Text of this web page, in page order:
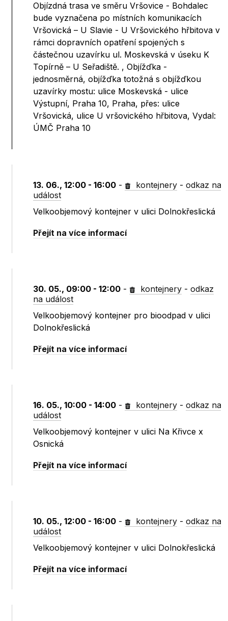
Objízdná trasa ve směru Vršovice - Bohdalec
bude vyznačena po místních komunikacích
Vršovická – U Slavie - U Vršovického hřbitova v
rámci dopravních opatření spojených s
částečnou uzavírku ul. Moskevská v úseku K
Topírně – U Seřadiště. , Objížďka -
jednosměrná, objížďka totožná s objížďkou
uzavírky mostu: ulice Moskevská - ulice
Výstupní, Praha 10, Praha, přes: ulice
Vršovická, ulice U vršovického hřbitova, Vydal:
ÚMČ Praha 10
13. 06., 12:00 - 16:00 - kontejnery -odkaz na
událost
Velkoobjemový kontejner v ulici Dolnokřeslická
Přejít na více informací
30. 05., 09:00 - 12:00 - kontejnery -odkaz
na událost
Velkoobjemový kontejner pro bioodpad v ulici
Dolnokřeslická
Přejít na více informací
16. 05., 10:00 - 14:00 - kontejnery -odkaz na
událost
Velkoobjemový kontejner v ulici Na Křivce x
Osnická
Přejít na více informací
10. 05., 12:00 - 16:00 - kontejnery -odkaz na
událost
Velkoobjemový kontejner v ulici Dolnokřeslická
Přejít na více informací